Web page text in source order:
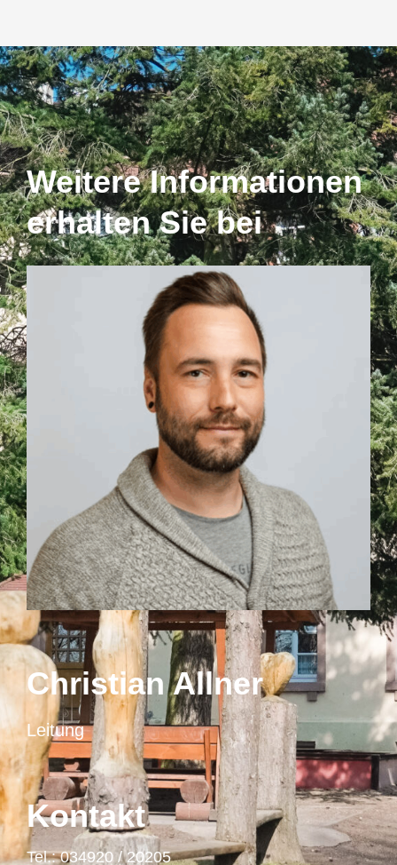
Weitere Informationen
erhalten Sie bei
Christian Allner
Leitung
Kontakt
Tel.: 034920 / 20205